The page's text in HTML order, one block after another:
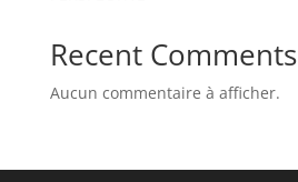
Recent Comments
Aucun commentaire à afficher.